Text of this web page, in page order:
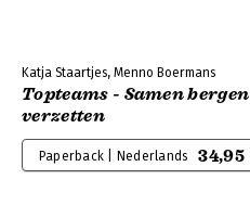
Katja Staartjes, Menno Boermans
Topteams - Samen bergen
verzetten
Paperback | Nederlands 34,95